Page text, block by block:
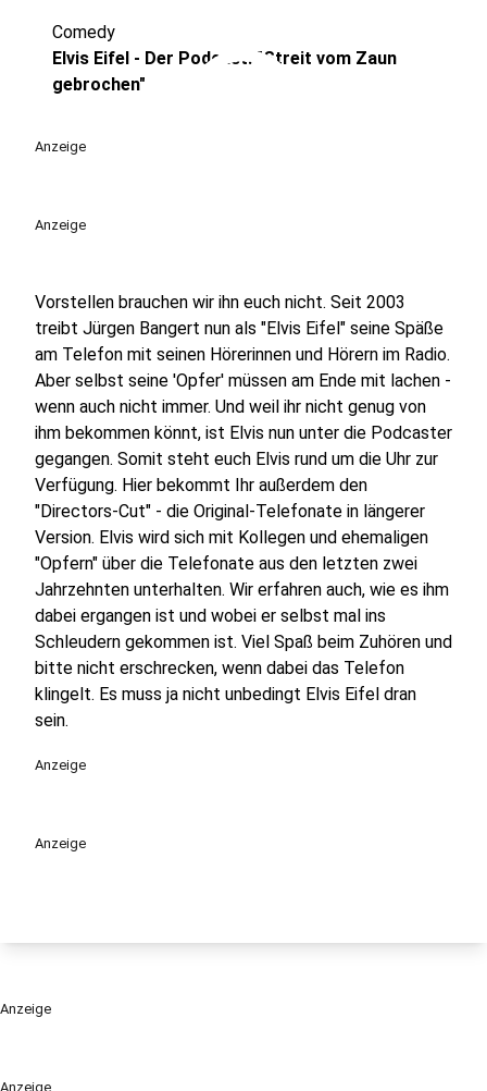
Anzeige
play_circle
Comedy
Elvis Eifel - Der Podcast: "Streit vom Zaun
gebrochen"
Anzeige
Anzeige
Vorstellen brauchen wir ihn euch nicht. Seit 2003
treibt Jürgen Bangert nun als "Elvis Eifel" seine Späße
am Telefon mit seinen Hörerinnen und Hörern im Radio.
Aber selbst seine 'Opfer' müssen am Ende mit lachen -
wenn auch nicht immer. Und weil ihr nicht genug von
ihm bekommen könnt, ist Elvis nun unter die Podcaster
gegangen. Somit steht euch Elvis rund um die Uhr zur
Verfügung. Hier bekommt Ihr außerdem den
"Directors-Cut" - die Original-Telefonate in längerer
Version. Elvis wird sich mit Kollegen und ehemaligen
"Opfern" über die Telefonate aus den letzten zwei
Jahrzehnten unterhalten. Wir erfahren auch, wie es ihm
dabei ergangen ist und wobei er selbst mal ins
Schleudern gekommen ist. Viel Spaß beim Zuhören und
bitte nicht erschrecken, wenn dabei das Telefon
klingelt. Es muss ja nicht unbedingt Elvis Eifel dran
sein.
Anzeige
Anzeige
Anzeige